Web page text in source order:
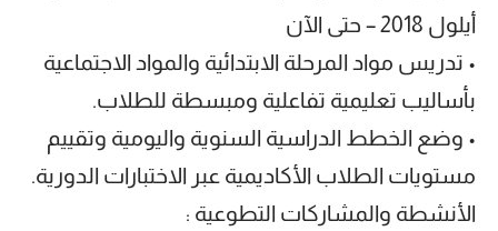
أيلول 2018 – حتى الآن
• تدريس مواد المرحلة الابتدائية والمواد الاجتماعية
بأساليب تعليمية تفاعلية ومبسطة للطلاب.
• وضع الخطط الدراسية السنوية واليومية وتقييم
مستويات الطلاب الأكاديمية عبر الاختبارات الدورية.
الأنشطة والمشاركات التطوعية :